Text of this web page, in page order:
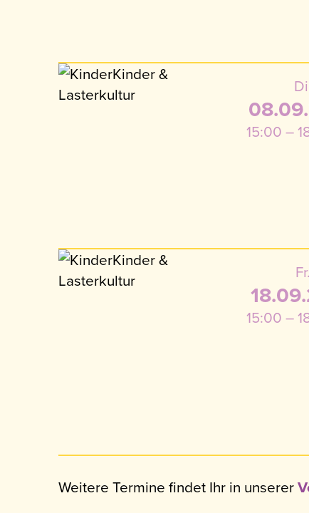
15:00 –
Fr.
15:00 –
Weitere Termine findet Ihr in unserer